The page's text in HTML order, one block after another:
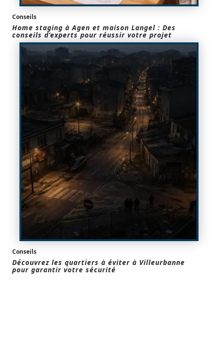
Conseils
Home staging à Agen et maison Langel : Des
conseils d’experts pour réussir votre projet
Conseils
Découvrez les quartiers à éviter à Villeurbanne
pour garantir votre sécurité